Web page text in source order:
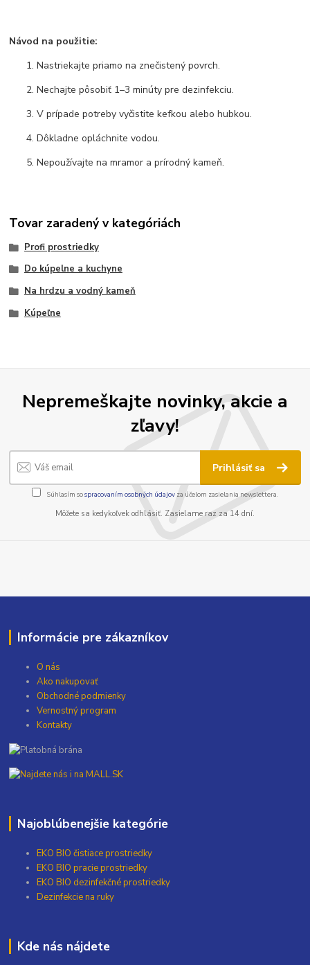
Návod na použitie:
Nastriekajte priamo na znečistený povrch.
Nechajte pôsobiť 1–3 minúty pre dezinfekciu.
V prípade potreby vyčistite kefkou alebo hubkou.
Dôkladne opláchnite vodou.
Nepoužívajte na mramor a prírodný kameň.
Tovar zaradený v kategóriách
Profi prostriedky
Do kúpelne a kuchyne
Na hrdzu a vodný kameň
Kúpeľne
Nepremeškajte novinky, akcie a
zľavy!
Prihlásiť sa
Súhlasím sospracovaním osobných údajov za účelom zasielania newslettera.
Môžete sa kedykoľvek odhlásiť. Zasielame raz za 14 dní.
Informácie pre zákazníkov
O nás
Ako nakupovať
Obchodné podmienky
Vernostný program
Kontakty
Najoblúbenejšie kategórie
EKO BIO čistiace prostriedky
EKO BIO pracie prostriedky
EKO BIO dezinfekčné prostriedky
Dezinfekcie na ruky
Kde nás nájdete